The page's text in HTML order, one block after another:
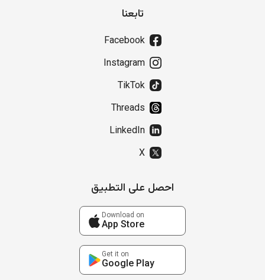
تابعنا
Facebook
Instagram
TikTok
Threads
LinkedIn
X
احصل على التطبيق
Download on
App Store
Get it on
Google Play